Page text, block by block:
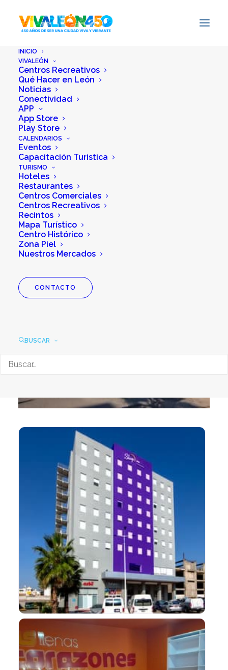
INICIO
VIVALEÓN
Centros Recreativos
Qué Hacer en León
Noticias
Conectividad
APP
App Store
Play Store
CALENDARIOS
Eventos
Capacitación Turística
TURISMO
Hoteles
Restaurantes
Centros Comerciales
Centros Recreativos
Recintos
Mapa Turístico
Centro Histórico
Zona Piel
Nuestros Mercados
CONTACTO
BUSCAR
Inicio Hotel Sleep In Antares
Etiquetas: